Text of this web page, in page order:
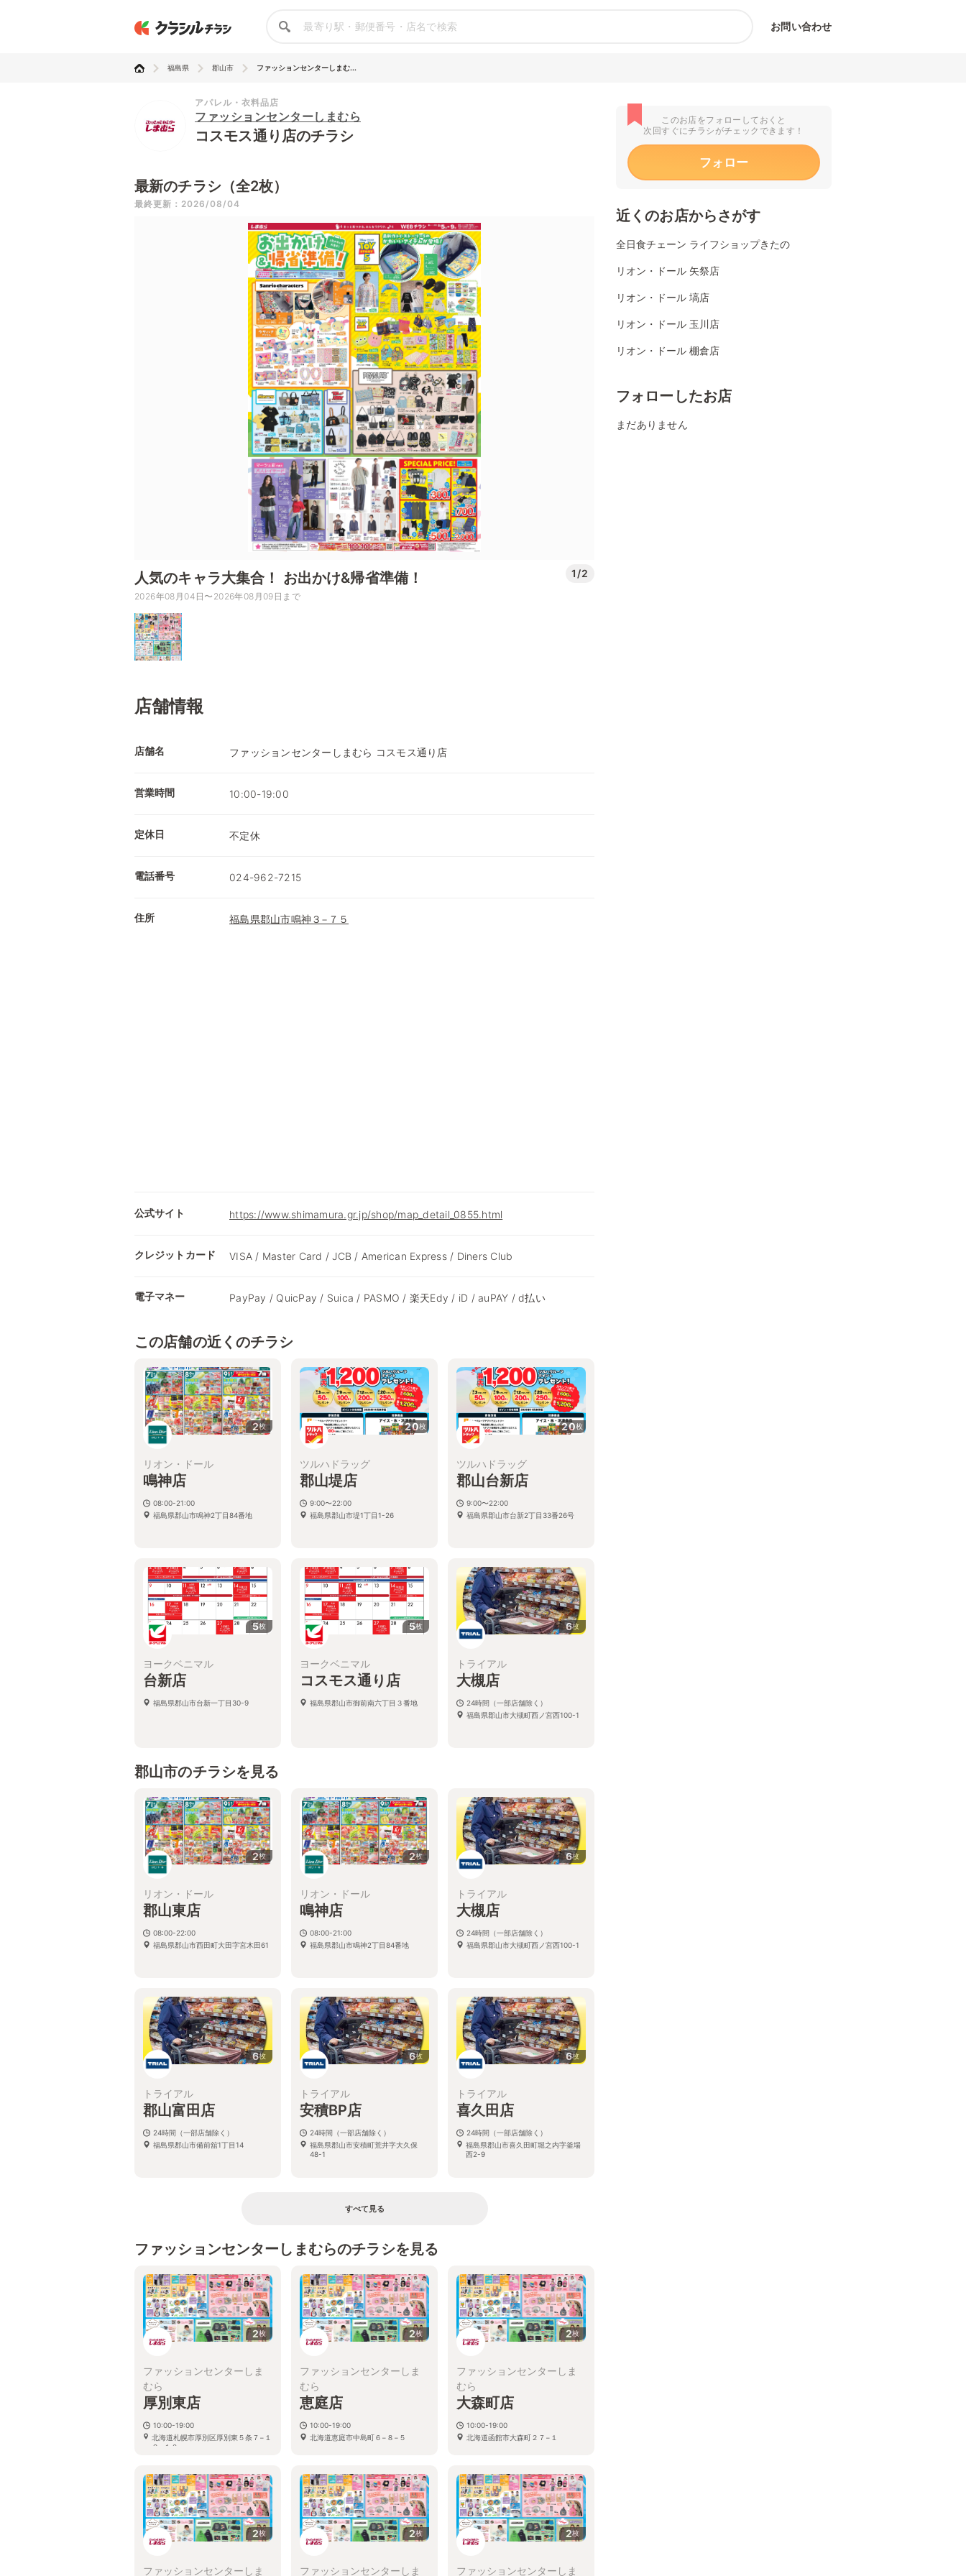
お問い合わせ
福島県 郡山市 ファッションセンターしまむ...
アパレル・衣料品店
ファッションセンターしまむら
コスモス通り店のチラシ
最新のチラシ（全2枚）
最終更新：2026/08/04
人気のキャラ大集合！ お出かけ&帰省準備！ 1/2
2026年08月04日〜2026年08月09日まで
店舗情報
店舗名 ファッションセンターしまむら コスモス通り店
営業時間 10:00-19:00
定休日 不定休
電話番号 024-962-7215
住所 福島県郡山市鳴神３−７５
公式サイト https://www.shimamura.gr.jp/shop/map_detail_0855.html
クレジットカード VISA / Master Card / JCB / American Express / Diners Club
電子マネー PayPay / QuicPay / Suica / PASMO / 楽天Edy / iD / auPAY / d払い
この店舗の近くのチラシ
2枚
リオン・ドール
鳴神店
08:00-21:00
福島県郡山市鳴神2丁目84番地
20枚
ツルハドラッグ
郡山堤店
9:00〜22:00
福島県郡山市堤1丁目1-26
20枚
ツルハドラッグ
郡山台新店
9:00〜22:00
福島県郡山市台新2丁目33番26号
5枚
ヨークベニマル
台新店
福島県郡山市台新一丁目30-9
5枚
ヨークベニマル
コスモス通り店
福島県郡山市御前南六丁目３番地
6枚
トライアル
大槻店
24時間（一部店舗除く）
福島県郡山市大槻町西ノ宮西100-1
郡山市のチラシを見る
2枚
リオン・ドール
郡山東店
08:00-22:00
福島県郡山市西田町大田字宮木田61
2枚
リオン・ドール
鳴神店
08:00-21:00
福島県郡山市鳴神2丁目84番地
6枚
トライアル
大槻店
24時間（一部店舗除く）
福島県郡山市大槻町西ノ宮西100-1
6枚
トライアル
郡山富田店
24時間（一部店舗除く）
福島県郡山市備前舘1丁目14
6枚
トライアル
安積BP店
24時間（一部店舗除く）
福島県郡山市安積町荒井字大久保
48-1
6枚
トライアル
喜久田店
24時間（一部店舗除く）
福島県郡山市喜久田町堀之内字釜場
西2-9
すべて見る
ファッションセンターしまむらのチラシを見る
2枚
ファッションセンターしま
むら
厚別東店
10:00-19:00
北海道札幌市厚別区厚別東５条７−１
２−１０
2枚
ファッションセンターしま
むら
恵庭店
10:00-19:00
北海道恵庭市中島町６−８−５
2枚
ファッションセンターしま
むら
大森町店
10:00-19:00
北海道函館市大森町２７−１
2枚
ファッションセンターしま
2枚
ファッションセンターしま
2枚
ファッションセンターしま
このお店をフォローしておくと
次回すぐにチラシがチェックできます！
フォロー
近くのお店からさがす
全日食チェーン ライフショップきたの
リオン・ドール 矢祭店
リオン・ドール 塙店
リオン・ドール 玉川店
リオン・ドール 棚倉店
フォローしたお店
まだありません